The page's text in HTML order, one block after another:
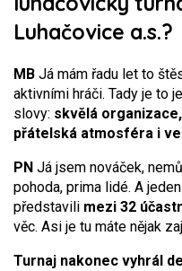
Luhačovice a.s.?
MB Já mám řadu let to
aktivními hráči. Tady je to
slovy: skvělá
přátelská atmosféra i
PN Já jsem nováček,
pohoda, prima lidé. A
představili mezi 32
věc. Asi je tu máte nějak
Turnaj nakonec vyhrál